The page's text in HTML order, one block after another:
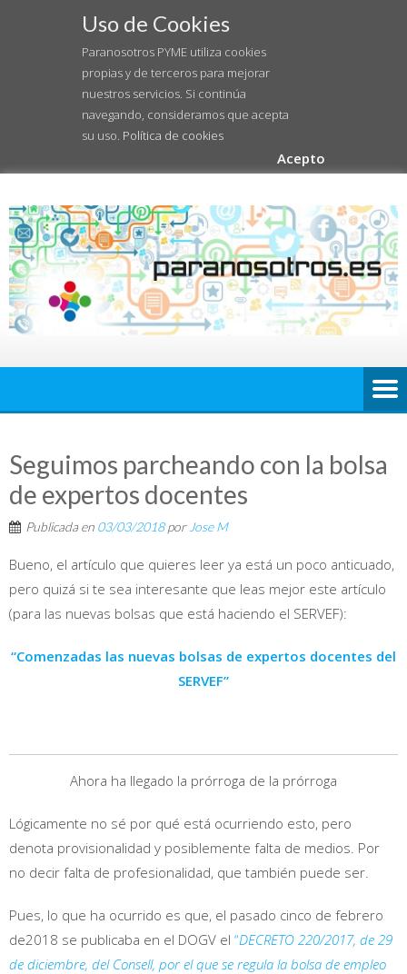
Uso de Cookies
Paranosotros PYME utiliza cookies
propias y de terceros para mejorar
nuestros servicios. Si continúa
navegando, consideramos que acepta
su uso. Política de cookies
Acepto
Seguimos parcheando con la bolsa
de expertos docentes
Publicada en 03/03/2018por Jose M
Bueno, el artículo que quieres leer ya está un poco anticuado,
pero quizá si te sea interesante que leas mejor este artículo
(para las nuevas bolsas que está haciendo el SERVEF):
“Comenzadas las nuevas bolsas de expertos docentes del
SERVEF”
Ahora ha llegado la prórroga de la prórroga
Lógicamente no sé por qué está ocurriendo esto, pero
denota provisionalidad y posiblemente falta de medios. Por
no decir falta de profesionalidad, que también puede ser.
Pues, lo que ha ocurrido es que, el pasado cinco de febrero
de2018 se publicaba en el DOGV el “DECRETO 220/2017, de 29
de diciembre, del Consell, por el que se regula la bolsa de empleo